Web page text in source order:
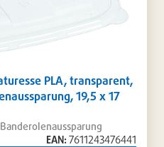
PLA, transparent,
19,5 x 17
EAN:7611243476441